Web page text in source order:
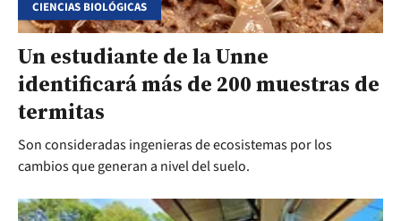
CIENCIAS BIOLÓGICAS
Un estudiante de la Unne
identificará más de 200 muestras de
termitas
Son consideradas ingenieras de ecosistemas por los
cambios que generan a nivel del suelo.